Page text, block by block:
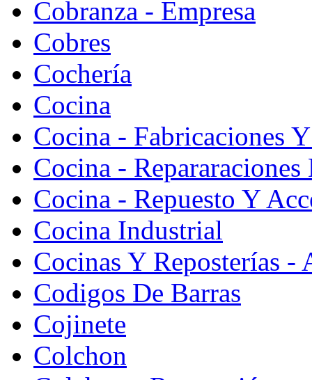
Cobranza - Empresa
Cobres
Cochería
Cocina
Cocina - Fabricaciones
Cocina - Repararaciones
Cocina - Repuesto Y
Cocina Industrial
Cocinas Y Reposterías -
Codigos De Barras
Cojinete
Colchon